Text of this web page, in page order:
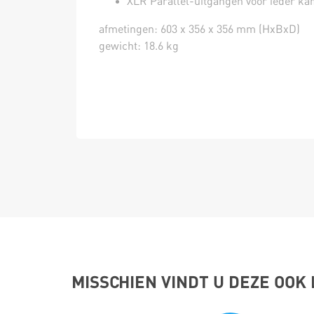
afmetingen: 603 x 356 x 356 mm (HxBxD)
gewicht: 18.6 kg
MISSCHIEN VINDT U DEZE